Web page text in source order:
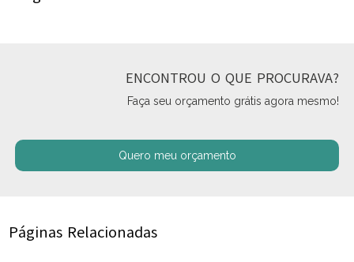
ENCONTROU O QUE PROCURAVA?
Faça seu orçamento grátis agora mesmo!
Quero meu orçamento
Páginas Relacionadas